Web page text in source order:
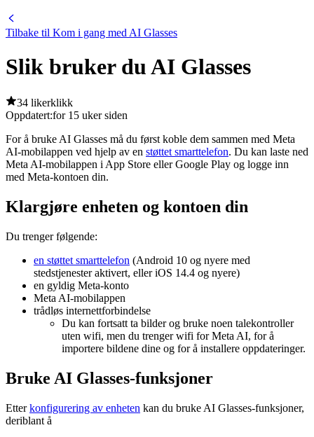
Tilbake til Kom i gang med AI Glasses
Slik bruker du AI Glasses
34 likerklikk
Oppdatert:for 15 uker siden
For å bruke AI Glasses må du først koble dem sammen med Meta
AI-mobilappen ved hjelp av en støttet smarttelefon. Du kan laste ned
Meta AI-mobilappen i App Store eller Google Play og logge inn
med Meta-kontoen din.
Klargjøre enheten og kontoen din
Du trenger følgende:
en støttet smarttelefon (Android 10 og nyere med
stedstjenester aktivert, eller iOS 14.4 og nyere)
en gyldig Meta-konto
Meta AI-mobilappen
trådløs internettforbindelse
Du kan fortsatt ta bilder og bruke noen talekontroller
uten wifi, men du trenger wifi for Meta AI, for å
importere bildene dine og for å installere oppdateringer.
Bruke AI Glasses-funksjoner
Etterkonfigurering av enheten kan du bruke AI Glasses-funksjoner,
deriblant å